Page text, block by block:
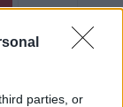
parties, or